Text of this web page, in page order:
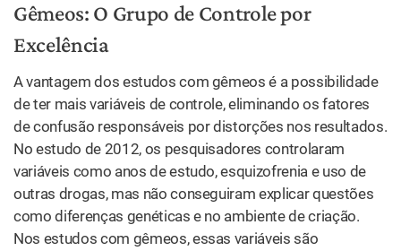
Gêmeos: O Grupo de Controle por
Excelência
A vantagem dos estudos com gêmeos é a possibilidade
de ter mais variáveis de controle, eliminando os fatores
de confusão responsáveis por distorções nos resultados.
No estudo de 2012, os pesquisadores controlaram
variáveis como anos de estudo, esquizofrenia e uso de
outras drogas, mas não conseguiram explicar questões
como diferenças genéticas e no ambiente de criação.
Nos estudos com gêmeos, essas variáveis são